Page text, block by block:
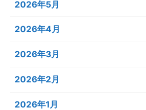
2026年5月
2026年4月
2026年3月
2026年2月
2026年1月